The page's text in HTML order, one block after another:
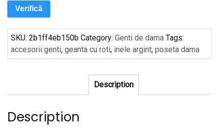
Verifică
SKU: 2b1ff4eb150b Category: Genti de dama Tags:
accesorii genti, geanta cu roti, inele argint, poseta dama
Description
Description